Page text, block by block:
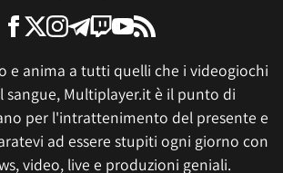
e anima a tutti quelli che i videogiochi
sangue, Multiplayer.it è il punto di
per l'intrattenimento del presente e
ad essere stupiti ogni giorno con
video, live e produzioni geniali.